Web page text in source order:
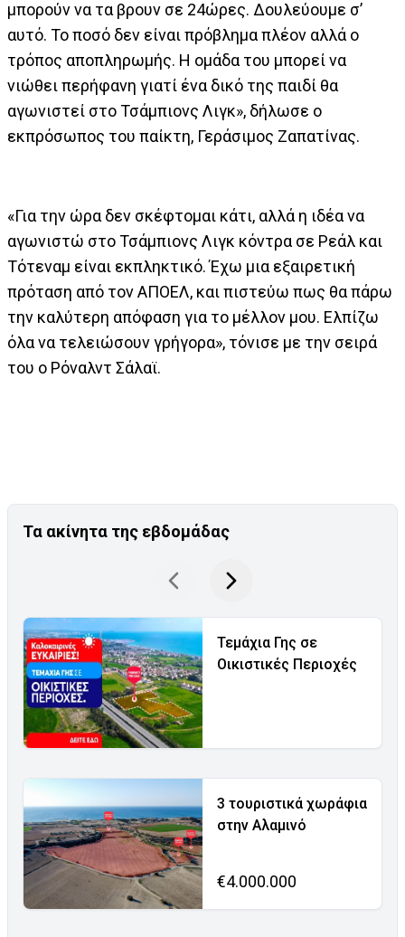
μπορούν να τα βρουν σε 24ώρες. Δουλεύουμε σ’
αυτό. Το ποσό δεν είναι πρόβλημα πλέον αλλά ο
τρόπος αποπληρωμής. Η ομάδα του μπορεί να
νιώθει περήφανη γιατί ένα δικό της παιδί θα
αγωνιστεί στο Τσάμπιονς Λιγκ», δήλωσε ο
εκπρόσωπος του παίκτη, Γεράσιμος Ζαπατίνας.
«Για την ώρα δεν σκέφτομαι κάτι, αλλά η ιδέα να
αγωνιστώ στο Τσάμπιονς Λιγκ κόντρα σε Ρεάλ και
Τότεναμ είναι εκπληκτικό. Έχω μια εξαιρετική
πρόταση από τον ΑΠΟΕΛ, και πιστεύω πως θα πάρω
την καλύτερη απόφαση για το μέλλον μου. Ελπίζω
όλα να τελειώσουν γρήγορα», τόνισε με την σειρά
του ο Ρόναλντ Σάλαϊ.
Τα ακίνητα της εβδομάδας
Τεμάχια Γης σε
Οικιστικές Περιοχές
3 τουριστικά χωράφια
στην Αλαμινό
€4.000.000